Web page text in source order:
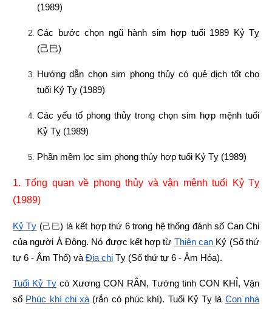
(1989)
Các bước chọn ngũ hành sim hợp tuổi 1989 Kỷ Tỵ
(己巳)
Hướng dẫn chọn sim phong thủy có quẻ dịch tốt cho
tuổi Kỷ Tỵ (1989)
Các yếu tố phong thủy trong chọn sim hợp mệnh tuổi
Kỷ Tỵ (1989)
Phần mềm lọc sim phong thủy hợp tuổi Kỷ Tỵ (1989)
1. Tổng quan về phong thủy và vận mệnh tuổi Kỷ Tỵ
(1989)
Kỷ Tỵ (己巳) là kết hợp thứ 6 trong hệ thống đánh số Can Chi
của người Á Đông. Nó được kết hợp từ Thiên can Kỷ (Số thứ
tự 6 - Âm Thổ) và Địa chi Tỵ (Số thứ tự 6 - Âm Hỏa).
Tuổi Kỷ Tỵ có Xương CON RẮN, Tướng tinh CON KHỈ, Vận
số Phúc khí chi xà (rắn có phúc khí). Tuổi Kỷ Tỵ là Con nhà